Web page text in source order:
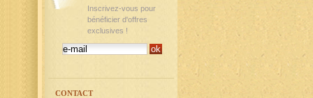
Inscrivez-vous pour
bénéficier d'offres
exclusives !
CONTACT